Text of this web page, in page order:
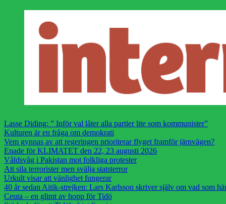
Lasse Diding: ” Inför val låter alla partier lite som kommunister”
Kulturen är en fråga om demokrati
Vem gynnas av att regeringen prioriterar flyget framför järnvägen?
Enade för KLIMATET den 22, 23 augusti 2026
Våldsvåg i Pakistan mot folkliga protester
Att sila terrorister men svälja statsterror
Urkult visar att vänlighet fungerar
40 år sedan Aitik-strejken: Lars Karlsson skriver själv om vad som
Ceuta – en glimt av hopp för Tidö